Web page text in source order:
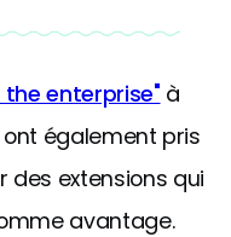
enterprise" à
également pris
extensions qui
avantage.